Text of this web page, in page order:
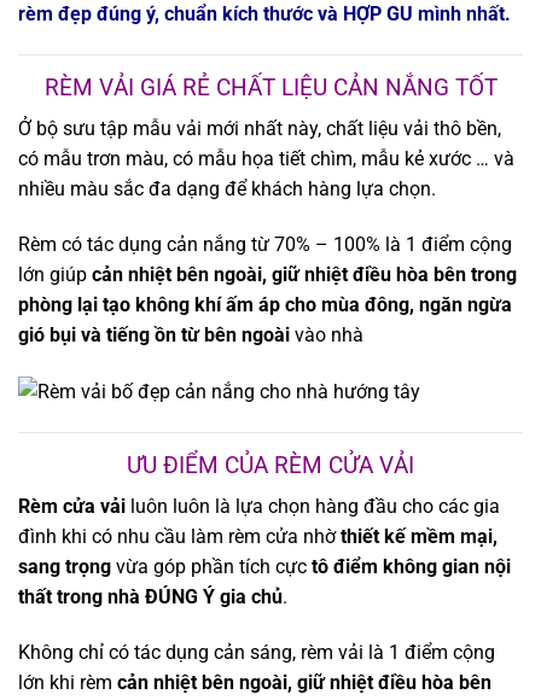
rèm đẹp đúng ý, chuẩn kích thước và HỢP GU mình nhất.
RÈM VẢI GIÁ RẺ CHẤT LIỆU CẢN NẮNG TỐT
Ở bộ sưu tập mẫu vải mới nhất này, chất liệu vải thô bền,
có mẫu trơn màu, có mẫu họa tiết chìm, mẫu kẻ xước … và
nhiều màu sắc đa dạng để khách hàng lựa chọn.
Rèm có tác dụng cản nắng từ 70% – 100% là 1 điểm cộng
lớn giúp cản nhiệt bên ngoài, giữ nhiệt điều hòa bên trong
phòng lại tạo không khí ấm áp cho mùa đông, ngăn ngừa
gió bụi và tiếng ồn từ bên ngoài vào nhà
ƯU ĐIỂM CỦA RÈM CỬA VẢI
Rèm cửa vải luôn luôn là lựa chọn hàng đầu cho các gia
đình khi có nhu cầu làm rèm cửa nhờthiết kế mềm mại,
sang trọng vừa góp phần tích cực tô điểm không gian nội
thất trong nhà ĐÚNG Ý gia chủ.
Không chỉ có tác dụng cản sáng, rèm vải là 1 điểm cộng
lớn khi rèm cản nhiệt bên ngoài, giữ nhiệt điều hòa bên